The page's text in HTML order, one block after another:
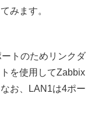
みます。
トのためリンクダ
を使用してZabbix
お、LAN1は4ポー